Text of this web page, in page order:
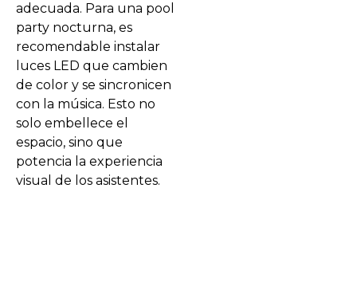
adecuada. Para una pool
party nocturna, es
recomendable instalar
luces LED que cambien
de color y se sincronicen
con la música. Esto no
solo embellece el
espacio, sino que
potencia la experiencia
visual de los asistentes.